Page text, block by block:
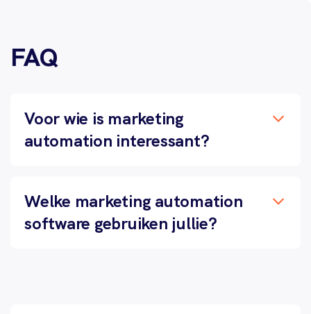
FAQ
Voor wie is marketing
automation interessant?
Welke marketing automation
software gebruiken jullie?